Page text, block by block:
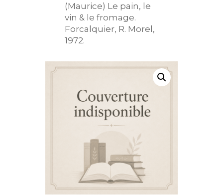
(Maurice) Le pain, le
vin & le fromage.
Forcalquier, R. Morel,
1972.